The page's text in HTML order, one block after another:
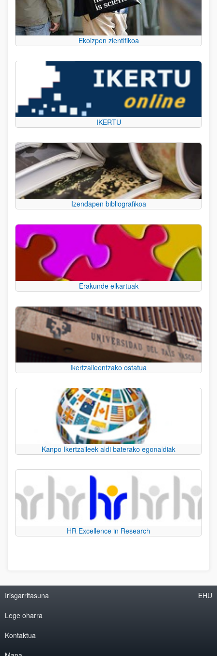
Ekoizpen zientifikoa
IKERTU
Izendapen bibliografikoa
Erakunde elkartuak
Ikertzaileentzako ostatua
Kanpo Ikertzaileek aldi baterako egonaldiak
HR Excellence in Research
Irisgarritasuna
Lege oharra
Kontaktua
EHU